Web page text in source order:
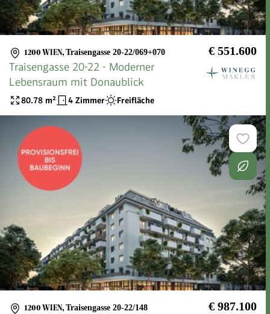
1200 WIEN, Traisengasse 20-22/069+070 € 551.600
Traisengasse 20-22 - Moderner
Lebensraum mit Donaublick
80.78 m² 4 Zimmer Freifläche
1200 WIEN, Traisengasse 20-22/148 € 987.100